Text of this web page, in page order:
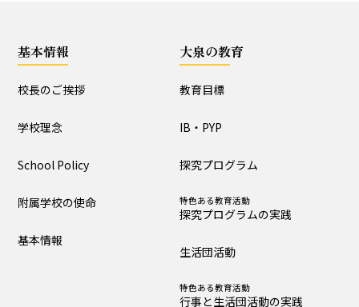
いじめ防止基本方針･人権教育全体計画
詳細版
概要版
基本情報
校長のご挨拶
学校理念
School Policy
附属学校の使命
基本情報
大泉の教育
教育目標
IB・PYP
探究プログラム
特色ある教育活動
探究プログラムの実践
生活団活動
特色ある教育活動
行事と生活団活動の実践